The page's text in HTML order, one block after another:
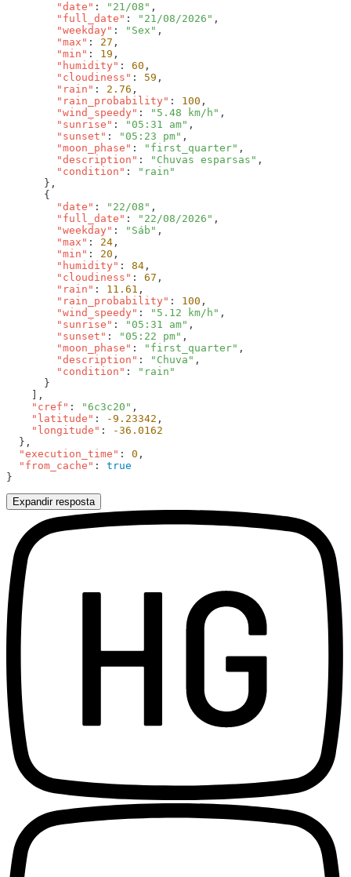
        "date"
: "21/08"
        "full_date"
: "21/08/2026"
        "weekday"
: "Sex"
        "max"
: 27
        "min"
: 19
        "humidity"
: 60
        "cloudiness"
: 59
        "rain"
: 2.76
        "rain_probability"
: 100
        "wind_speedy"
: "5.48 km/h"
        "sunrise"
: "05:31 am"
        "sunset"
: "05:23 pm"
        "moon_phase"
: "first_quarter"
        "description"
: "Chuvas esparsas"
        "condition"
:
        "date"
: "22/08"
        "full_date"
: "22/08/2026"
        "weekday"
: "Sáb"
        "max"
: 24
        "min"
: 20
        "humidity"
: 84
        "cloudiness"
: 67
        "rain"
: 11.61
        "rain_probability"
: 100
        "wind_speedy"
: "5.12 km/h"
        "sunrise"
: "05:31 am"
        "sunset"
: "05:22 pm"
        "moon_phase"
: "first_quarter"
        "description"
: "Chuva"
        "condition"
:
    "cref"
: "6c3c20"
    "latitude"
: -9.23342
    "longitude"
:
  "execution_time"
: 0
  "from_cache"
:
Expandir resposta